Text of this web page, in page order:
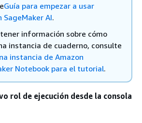
Guía para empezar a usar
SageMaker AI.
información sobre cómo
instancia de cuaderno, consulte
instancia de Amazon
Notebook para el tutorial.
rol de ejecución desde la consola